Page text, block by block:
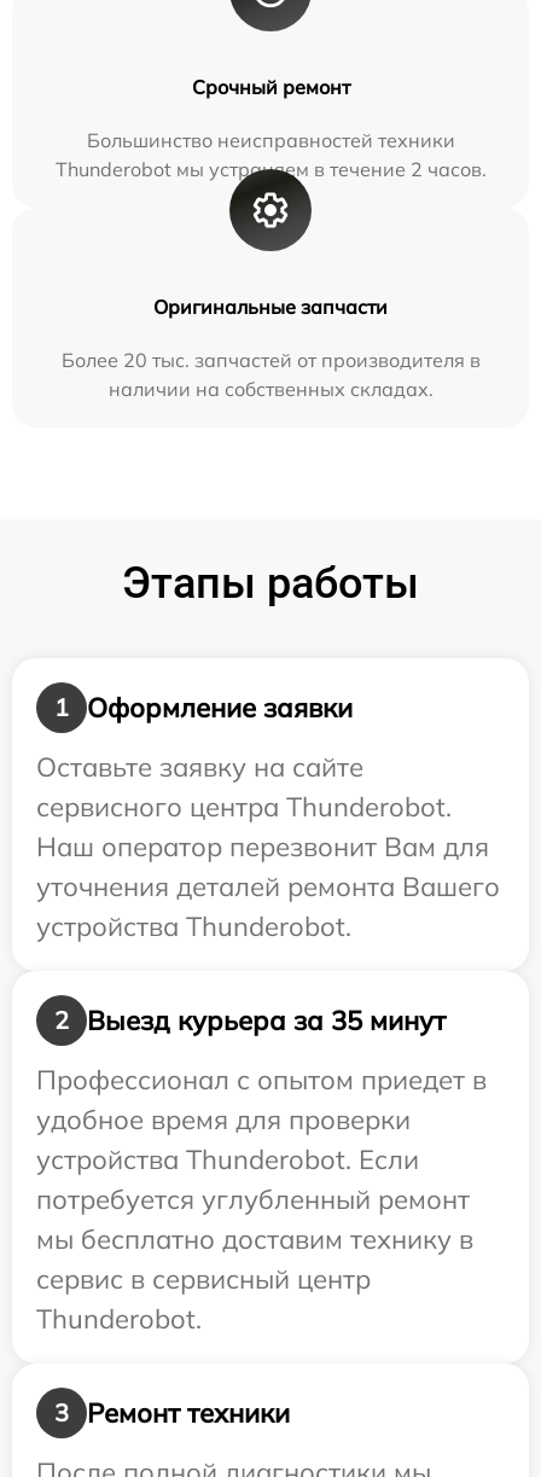
Срочный ремонт
Большинство неисправностей техники
Thunderobot мы устраняем в течение 2 часов.
Оригинальные запчасти
Более 20 тыс. запчастей от производителя в
наличии на собственных складах.
Этапы работы
1
Оформление заявки
Оставьте заявку на сайте
сервисного центра Thunderobot.
Наш оператор перезвонит Вам для
уточнения деталей ремонта Вашего
устройства Thunderobot.
2
Выезд курьера за 35 минут
Профессионал с опытом приедет в
удобное время для проверки
устройства Thunderobot. Если
потребуется углубленный ремонт
мы бесплатно доставим технику в
сервис в сервисный центр
Thunderobot.
3
Ремонт техники